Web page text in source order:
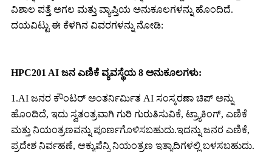
ವಿಶಾಲ ಪತ್ತೆ ಅಗಲ ಮತ್ತು ವ್ಯಾಪ್ತಿಯ ಅನುಕೂಲಗಳನ್ನು ಹೊಂದಿದೆ.
ದಯವಿಟ್ಟು ಈ ಕೆಳಗಿನ ವಿವರಗಳನ್ನು ನೋಡಿ:
HPC201 AI ಜನ ಎಣಿಕೆ ವ್ಯವಸ್ಥೆಯ 8 ಅನುಕೂಲಗಳು:
1.AI ಜನರ ಕೌಂಟರ್ ಅಂತರ್ನಿರ್ಮಿತ AI ಸಂಸ್ಕರಣಾ ಚಿಪ್ ಅನ್ನು
ಹೊಂದಿದೆ, ಇದು ಸ್ವತಂತ್ರವಾಗಿ ಗುರಿ ಗುರುತಿಸುವಿಕೆ, ಟ್ರ್ಯಾಕಿಂಗ್, ಎಣಿಕೆ
ಮತ್ತು ನಿಯಂತ್ರಣವನ್ನು ಪೂರ್ಣಗೊಳಿಸಬಹುದು.ಇದನ್ನು ಜನರ ಎಣಿಕೆ,
ಪ್ರದೇಶ ನಿರ್ವಹಣೆ, ಆಕ್ಯುಪೆನ್ಸಿ ನಿಯಂತ್ರಣ ಇತ್ಯಾದಿಗಳಲ್ಲಿ ಬಳಸಬಹುದು.